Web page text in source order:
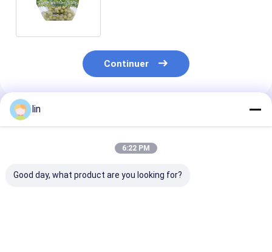
Continuer
Produits Recommandés
lin
6:22 PM
Good day, what product are you looking for?